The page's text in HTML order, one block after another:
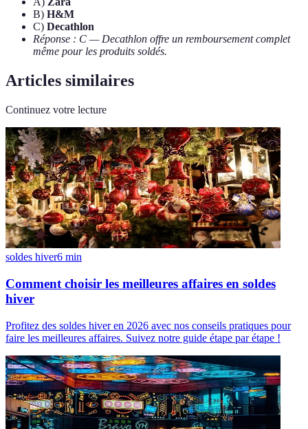
B) H&M
C) Decathlon
Réponse : C — Decathlon offre un remboursement complet
même pour les produits soldés.
Articles similaires
Continuez votre lecture
soldes hiver6 min
Comment choisir les meilleures affaires en soldes
hiver
Profitez des soldes hiver en 2026 avec nos conseils pratiques pour
faire les meilleures affaires. Suivez notre guide étape par étape !